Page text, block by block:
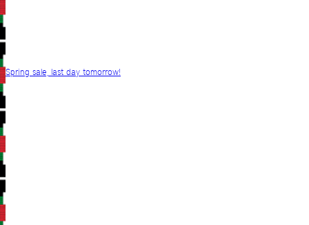
Spring sale, last day tomorrow!